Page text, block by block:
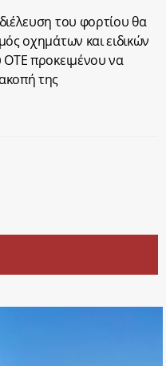
του φορτίου θα
οχημάτων και ειδικών
ΟΤΕ προκειμένου να
της